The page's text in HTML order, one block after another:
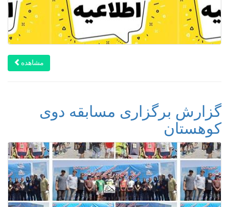
مشاهده
گزارش برگزاری مسابقه دوی
کوهستان